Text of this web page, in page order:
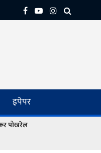
इपेपर
पोखरेल